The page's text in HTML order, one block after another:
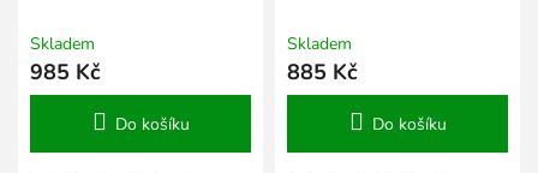
Skladem
985 Kč
Do košíku
Skladem
885 Kč
Do košíku